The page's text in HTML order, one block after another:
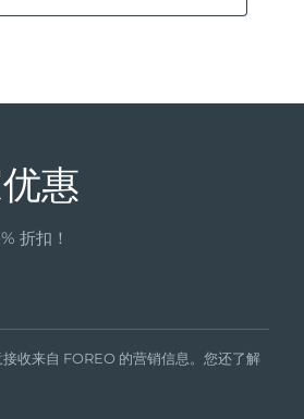
惠
折扣！
接收来自 FOREO 的营销信息。您还了解